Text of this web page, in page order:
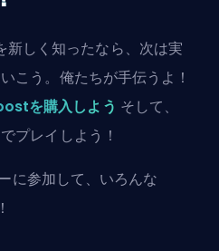
しく知ったなら、次は実
こう。俺たちが手伝うよ！
を購入しよう そして、
プレイしよう！
に参加して、いろんな